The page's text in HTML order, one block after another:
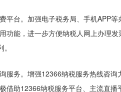
平台。 加强电子税务局、手机APP
功能，进一步方便纳税人网上办理发
服务。 增强12366纳税服务热线咨询
借助12366纳税服务平台、主流直